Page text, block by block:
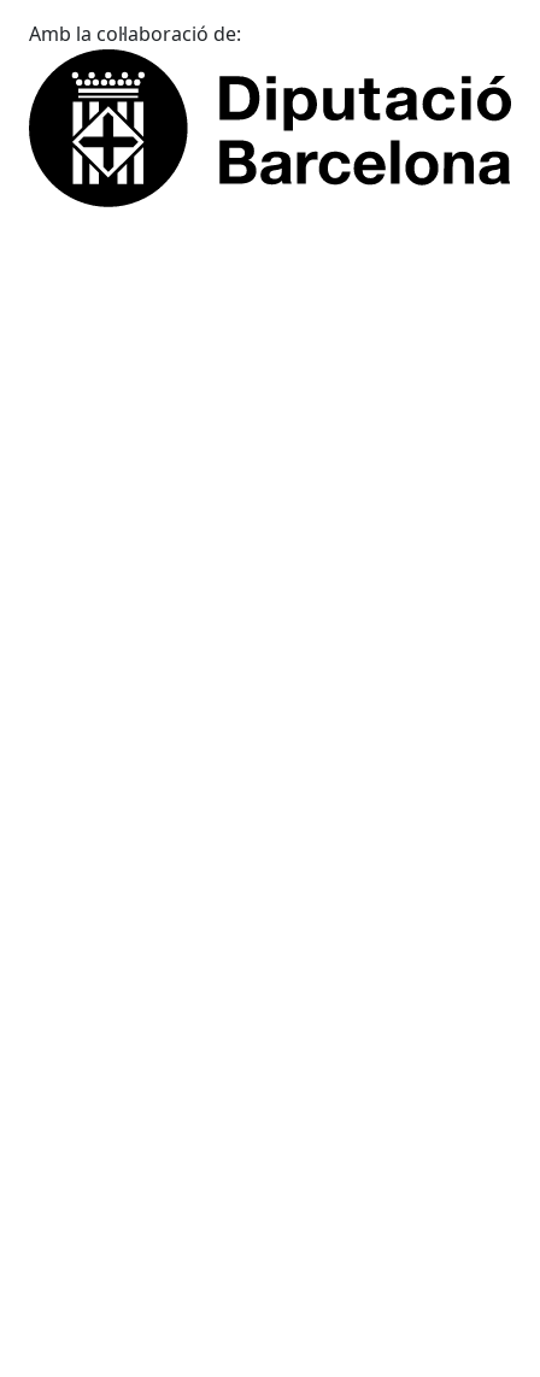
Amb la col·laboració de: